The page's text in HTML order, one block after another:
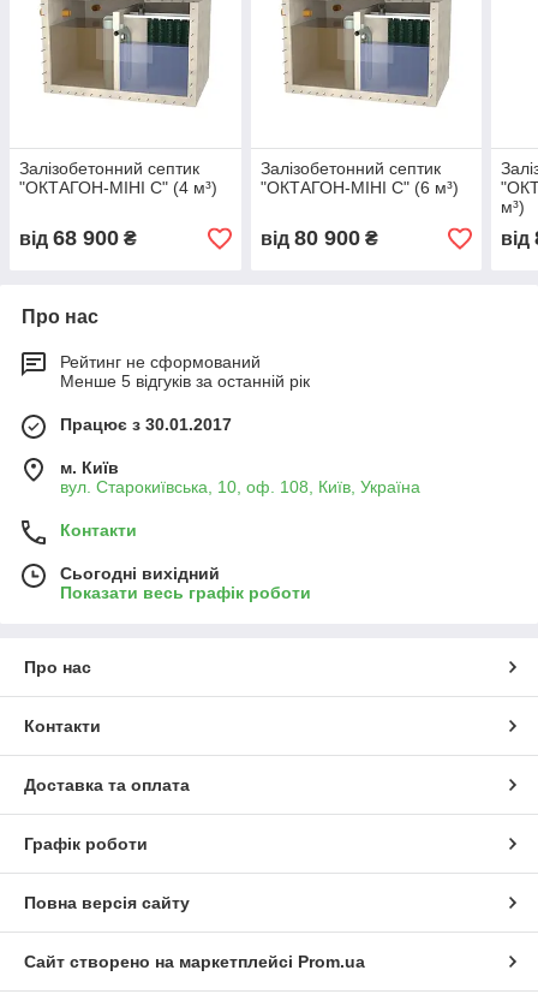
Залізобетонний септик
"ОКТАГОН-МІНІ С" (4 м³)
від 68 900 ₴
Залізобетонний септик
"ОКТАГОН-МІНІ С" (6 м³)
від 80 900₴
м³)
від
Про нас
Рейтинг не сформований
Менше 5 відгуків за останній рік
Працює з 30.01.2017
м. Київ
вул. Старокиївська, 10, оф. 108, Київ, Україна
Контакти
Сьогодні вихідний
Показати весь графік роботи
Про нас
Контакти
Доставка та оплата
Графік роботи
Повна версія сайту
Сайт створено на маркетплейсі Prom.ua